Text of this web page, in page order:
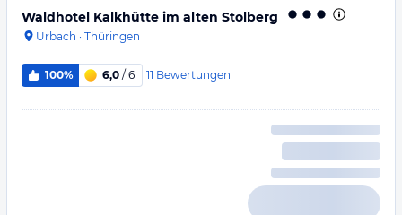
Waldhotel Kalkhütte im alten Stolberg
Urbach · Thüringen
100% 6,0 / 6 11 Bewertungen